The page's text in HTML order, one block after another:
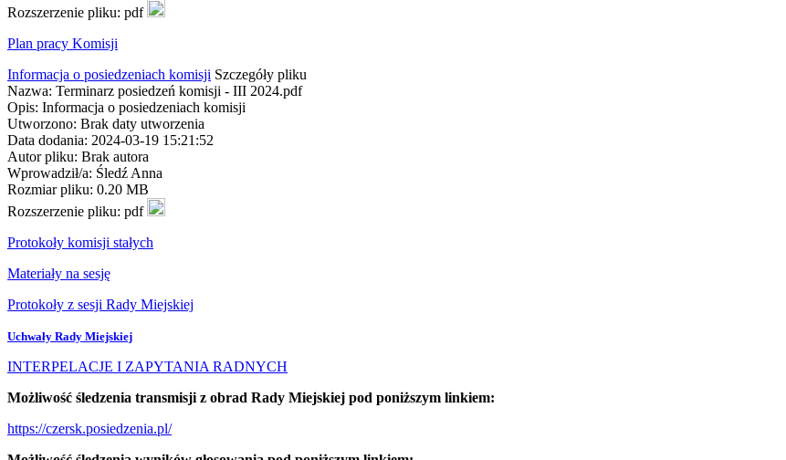
Rozszerzenie pliku: pdf
Plan pracy Komisji
Informacja o posiedzeniach komisji Szczegóły pliku
Nazwa: Terminarz posiedzeń komisji - III 2024.pdf
Opis: Informacja o posiedzeniach komisji
Utworzono: Brak daty utworzenia
Data dodania: 2024-03-19 15:21:52
Autor pliku: Brak autora
Wprowadził/a: Śledź Anna
Rozmiar pliku: 0.20 MB
Rozszerzenie pliku: pdf
Protokoły komisji stałych
Materiały na sesję
Protokoły z sesji Rady Miejskiej
Uchwały Rady Miejskiej
INTERPELACJE I ZAPYTANIA RADNYCH
Możliwość śledzenia transmisji z obrad Rady Miejskiej pod poniższym linkiem:
https://czersk.posiedzenia.pl/